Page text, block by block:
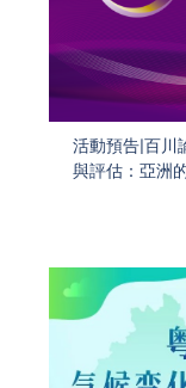
活動預告|百川
與評估：亞洲